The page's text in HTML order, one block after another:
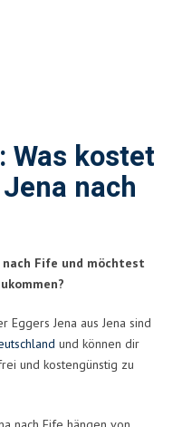
Was kostet
nach
nach Fife und möchtest
Eggers Jena aus Jena sind
und können dir
und kostengünstig zu